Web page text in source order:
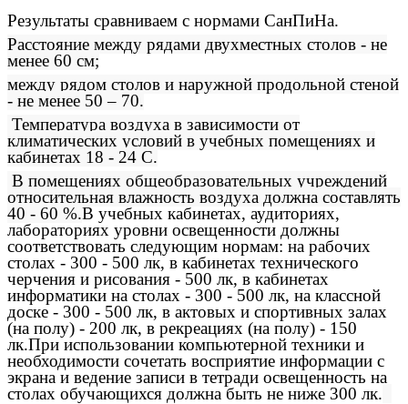
Результаты сравниваем с нормами СанПиНа.
Расстояние между рядами двухместных столов - не
менее 60 см;
между рядом столов и наружной продольной стеной
- не менее 50 – 70.
Температура воздуха в зависимости от
климатических условий в учебных помещениях и
кабинетах 18 - 24 С.
В помещениях общеобразовательных учреждений
относительная влажность воздуха должна составлять
40 - 60 %.В учебных кабинетах, аудиториях,
лабораториях уровни освещенности должны
соответствовать следующим нормам: на рабочих
столах - 300 - 500 лк, в кабинетах технического
черчения и рисования - 500 лк, в кабинетах
информатики на столах - 300 - 500 лк, на классной
доске - 300 - 500 лк, в актовых и спортивных залах
(на полу) - 200 лк, в рекреациях (на полу) - 150
лк.При использовании компьютерной техники и
необходимости сочетать восприятие информации с
экрана и ведение записи в тетради освещенность на
столах обучающихся должна быть не ниже 300 лк.